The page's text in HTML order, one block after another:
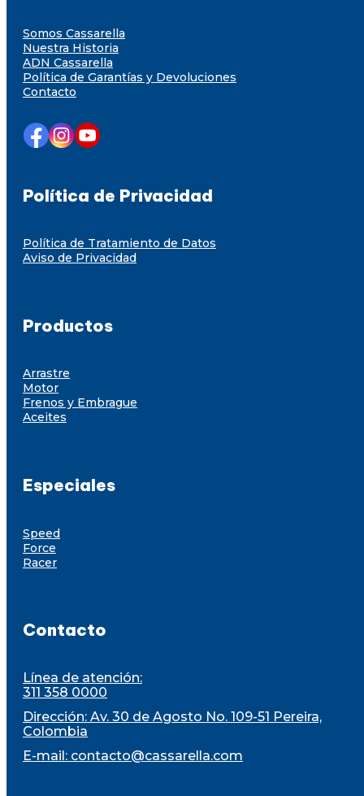
Somos Cassarella
Nuestra Historia
ADN Cassarella
Política de Garantías y Devoluciones
Contacto
Política de Privacidad
Política de Tratamiento de Datos
Aviso de Privacidad
Productos
Arrastre
Motor
Frenos y Embrague
Aceites
Especiales
Speed
Force
Racer
Contacto
Línea de atención:
311 358 0000
Dirección: Av. 30 de Agosto No. 109-51 Pereira,
Colombia
E-mail: contacto@cassarella.com